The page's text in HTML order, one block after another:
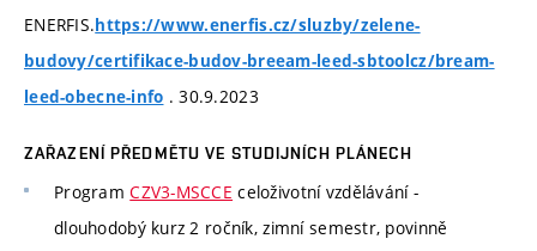
ENERFIS.https://www.enerfis.cz/sluzby/zelene-
budovy/certifikace-budov-breeam-leed-sbtoolcz/bream-
leed-obecne-info . 30.9.2023
ZAŘAZENÍ PŘEDMĚTU VE STUDIJNÍCH PLÁNECH
ProgramCZV3-MSCCE celoživotní vzdělávání -
dlouhodobý kurz 2 ročník, zimní semestr, povinně